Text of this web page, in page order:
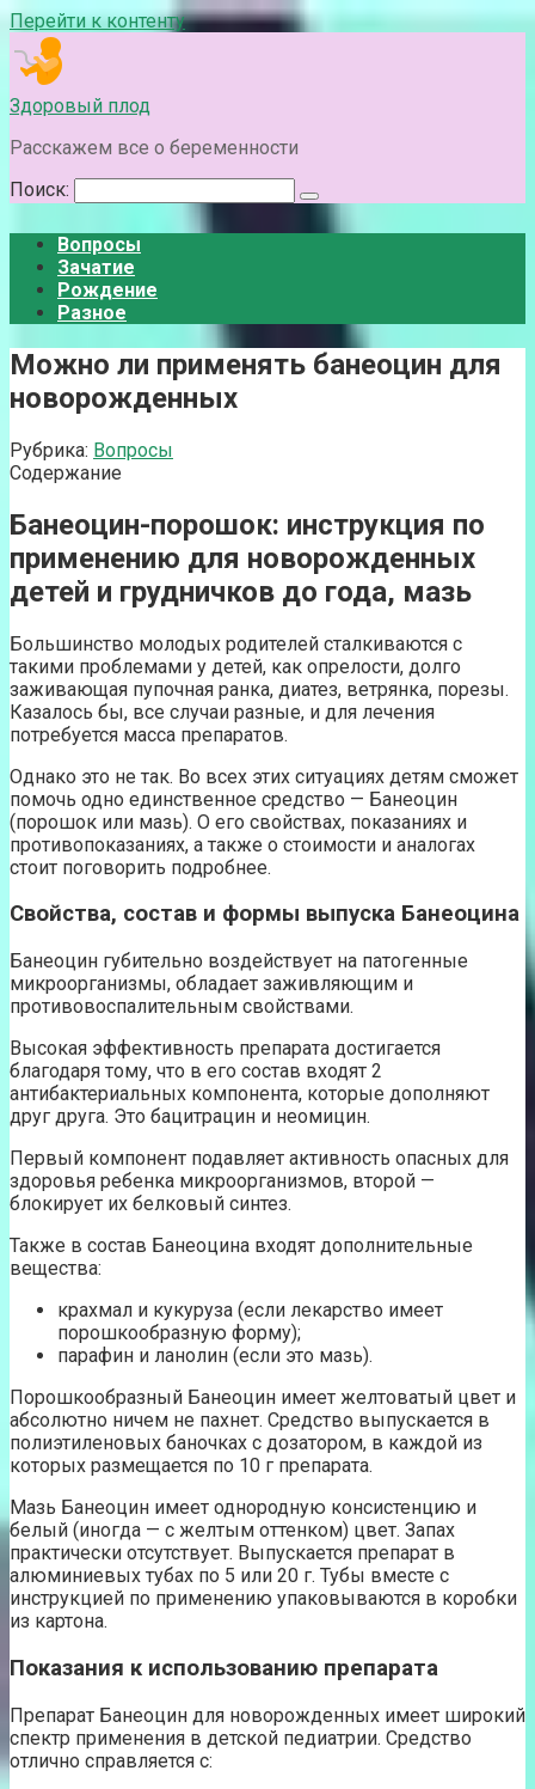
Перейти к контенту
Здоровый плод
Расскажем все о беременности
Поиск:
Вопросы
Зачатие
Рождение
Разное
Можно ли применять банеоцин для
новорожденных
Рубрика: Вопросы
Содержание
Банеоцин-порошок: инструкция по
применению для новорожденных
детей и грудничков до года, мазь
Большинство молодых родителей сталкиваются с
такими проблемами у детей, как опрелости, долго
заживающая пупочная ранка, диатез, ветрянка, порезы.
Казалось бы, все случаи разные, и для лечения
потребуется масса препаратов.
Однако это не так. Во всех этих ситуациях детям сможет
помочь одно единственное средство — Банеоцин
(порошок или мазь). О его свойствах, показаниях и
противопоказаниях, а также о стоимости и аналогах
стоит поговорить подробнее.
Свойства, состав и формы выпуска Банеоцина
Банеоцин губительно воздействует на патогенные
микроорганизмы, обладает заживляющим и
противовоспалительным свойствами.
Высокая эффективность препарата достигается
благодаря тому, что в его состав входят 2
антибактериальных компонента, которые дополняют
друг друга. Это бацитрацин и неомицин.
Первый компонент подавляет активность опасных для
здоровья ребенка микроорганизмов, второй —
блокирует их белковый синтез.
Также в состав Банеоцина входят дополнительные
вещества:
крахмал и кукуруза (если лекарство имеет
порошкообразную форму);
парафин и ланолин (если это мазь).
Порошкообразный Банеоцин имеет желтоватый цвет и
абсолютно ничем не пахнет. Средство выпускается в
полиэтиленовых баночках с дозатором, в каждой из
которых размещается по 10 г препарата.
Мазь Банеоцин имеет однородную консистенцию и
белый (иногда — с желтым оттенком) цвет. Запах
практически отсутствует. Выпускается препарат в
алюминиевых тубах по 5 или 20 г. Тубы вместе с
инструкцией по применению упаковываются в коробки
из картона.
Показания к использованию препарата
Препарат Банеоцин для новорожденных имеет широкий
спектр применения в детской педиатрии. Средство
отлично справляется с: